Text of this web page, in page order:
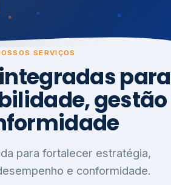
SERVIÇOS
para
gestão
para fortalecer estratégia,
e conformidade.